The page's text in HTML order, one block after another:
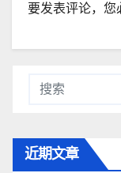
要发表评论，您
近期文章